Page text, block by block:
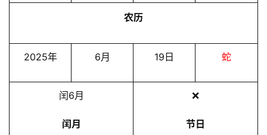
择
年
农历
2025年 6月 19日 蛇
闰6月
闰月
❌
节日